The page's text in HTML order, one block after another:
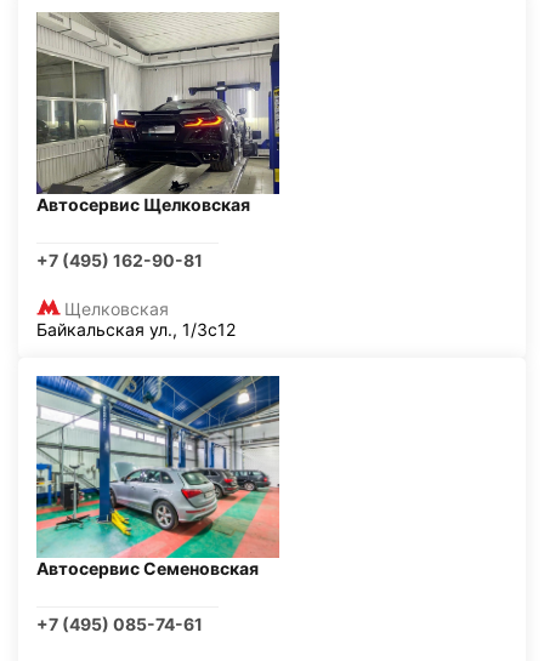
Автосервис Щелковская
+7 (495) 162-90-81
Щелковская
Байкальская ул., 1/3с12
Автосервис Семеновская
+7 (495) 085-74-61